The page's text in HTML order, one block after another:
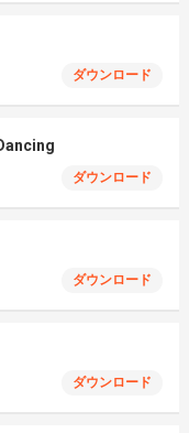
ダウンロード
ダウンロード
ダウンロード
ダウンロード